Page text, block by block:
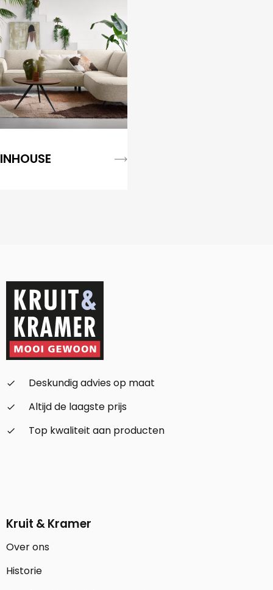
INHOUSE
check_small
Deskundig advies op maat
check_small
Altijd de laagste prijs
check_small
Top kwaliteit aan producten
Kruit & Kramer
Over ons
Historie